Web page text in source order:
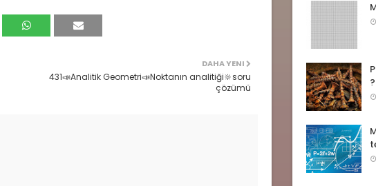
DAHA YENI
431📣Analitik Geometri📣Noktanın analitiği🔆soru
çözümü
?